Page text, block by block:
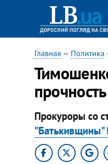
Главная — Политика
прочность
Прокуроры со